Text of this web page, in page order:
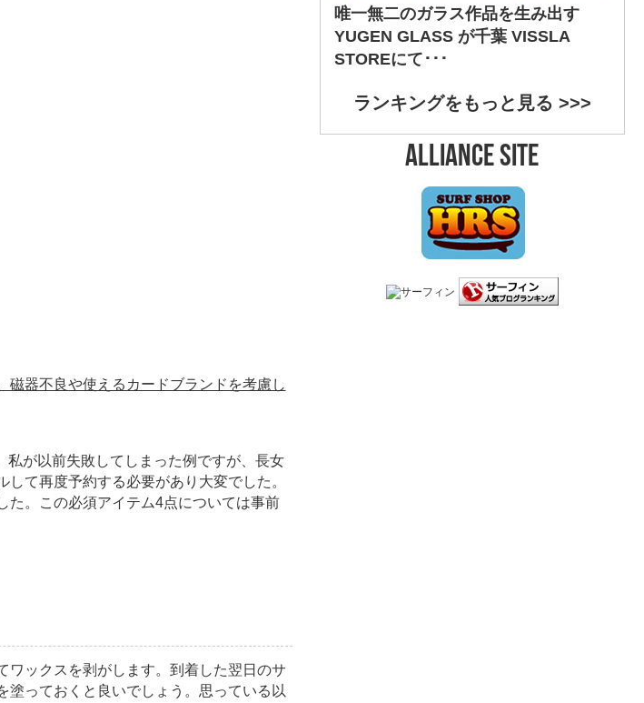
磁器不良や使えるカードブランドを考慮し
が以前失敗してしまった例ですが、長女
て再度予約する必要があり大変でした。
た。この必須アイテム4点については事前
ワックスを剥がします。到着した翌日のサ
塗っておくと良いでしょう。思っている以
唯一無二のガラス作品を生み出す
YUGEN GLASS が千葉 VISSLA
STOREにて･･･
ランキングをもっと見る >>>
ALLIANCE SITE